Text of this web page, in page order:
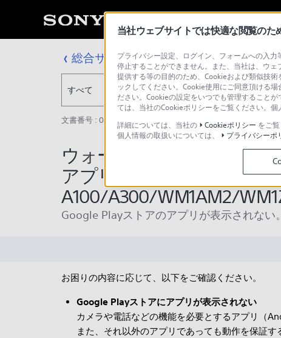
総合サポート・お問い合わせ
すべて
文書番号 : 00235561 / 最終更新日 : 2026/01/20
ウォークマンにアプリが
アプリが起動できない（
A100/A300/WM1AM2/
Google Playストアのアプリが表示されない。
お困りの内容に応じて、以下をご確認ください。
Google Playストアにアプリが表示されない
カメラや電話などの機能を必要とするアプリ（
また、それ以外のアプリであっても動作を保証す
当社ウェブサイトでは快適な閲覧のた
プライバシー設定、ログイン、フォームへの入
停止することができません。また、当社は、ウ
提供する等の目的のため、Cookieおよび類似技
ックしてください。Cookie使用にご同意頂ける
ださい。Cookieの設定をいつでも管理すること
ては、当社のCookieポリシーをご覧ください。
詳細については、当社の
Cookieポリシー をご覧
個人情報の取扱いについては、
プライバシーポ